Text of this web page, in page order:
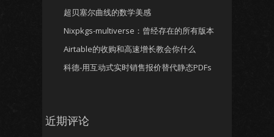
超贝塞尔曲线的数学美感
Nixpkgs-multiverse：曾经存在的所有版本
Airtable的收购和高速增长教会你什么
科德-用互动式实时销售报价替代静态PDFs
近期评论